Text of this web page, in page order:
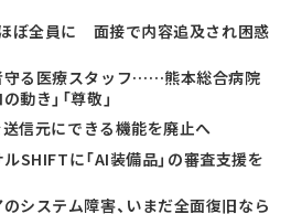
ほぼ全員に 面接で内容追及され困惑
守る医療スタッフ……熊本総合病院
き」「尊敬」
信元にできる機能を廃止へ
SHIFTに「AI装備品」の審査支援を
システム障害、いまだ全面復旧なら